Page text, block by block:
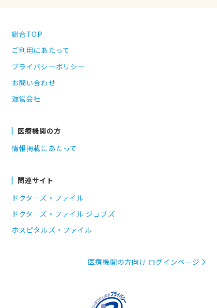
総合TOP
ご利用にあたって
プライバシーポリシー
お問い合わせ
運営会社
医療機関の方
情報掲載にあたって
関連サイト
ドクターズ・ファイル
ドクターズ・ファイル ジョブズ
ホスピタルズ・ファイル
医療機関の方向け ログインページ